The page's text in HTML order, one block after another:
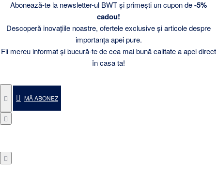
Abonează-te la newsletter-ul BWT și primești un cupon de-5%
cadou!
Descoperă inovațiile noastre, ofertele exclusive și articole despre
importanța apei pure.
Fii mereu informat și bucură-te de cea mai bună calitate a apei direct
în casa ta!
MĂ ABONEZ